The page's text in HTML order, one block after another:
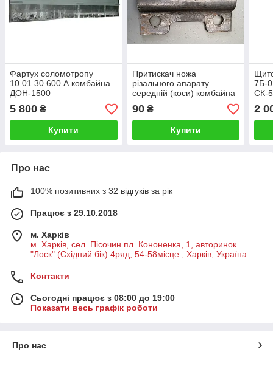
Фартух соломотропу
10.01.30.600 А комбайна
ДОН-1500
5 800 ₴
Купити
Притискач ножа
різального апарату
середній (коси) комбайна
90₴
Купити
7Б-
СК-
2
Про нас
100% позитивних з 32 відгуків за рік
Працює з 29.10.2018
м. Харків
м. Харків, сел. Пісочин пл. Кононенка, 1, авторинок
"Лоск" (Східний бік) 4ряд, 54-58місце., Харків, Україна
Контакти
Сьогодні працює з 08:00 до 19:00
Показати весь графік роботи
Про нас